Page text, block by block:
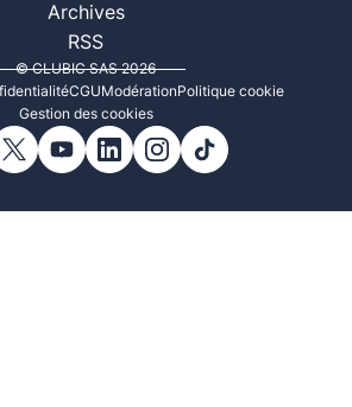
Archives
RSS
© CLUBIC SAS 2026
CGUModérationPolitique cookie
Gestion des cookies